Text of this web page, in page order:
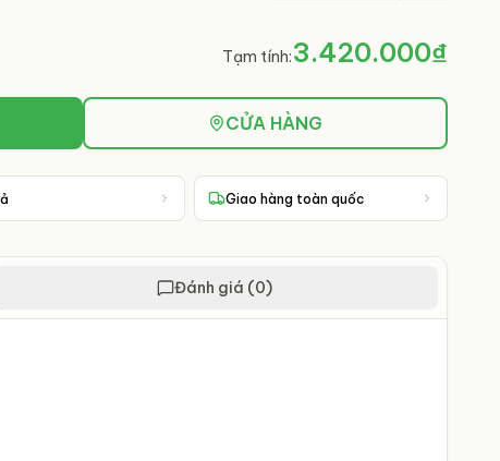
Tạm tính:3.420.000₫
CỬA HÀNG
Giao hàng toàn quốc
Đánh giá (0)